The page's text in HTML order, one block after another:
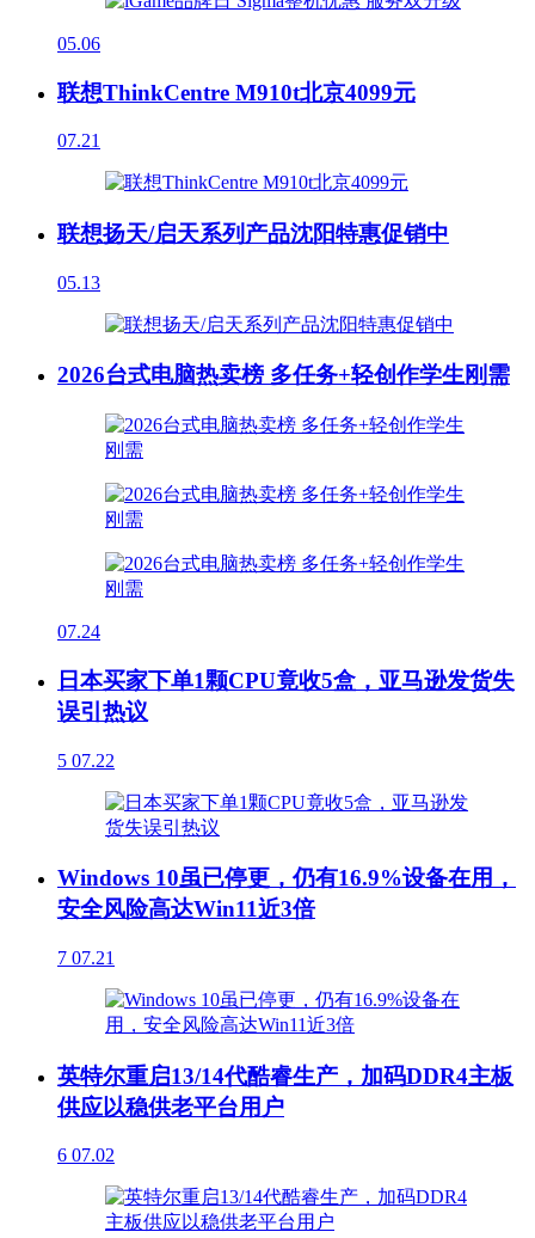
05.06
联想ThinkCentre M910t北京4099元
07.21
联想扬天/启天系列产品沈阳特惠促销中
05.13
2026台式电脑热卖榜 多任务+轻创作学生刚需
07.24
日本买家下单1颗CPU竟收5盒，亚马逊发货失
误引热议
5 07.22
Windows 10虽已停更，仍有16.9%设备在用，
安全风险高达Win11近3倍
7 07.21
英特尔重启13/14代酷睿生产，加码DDR4主板
供应以稳供老平台用户
6 07.02